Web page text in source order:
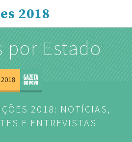
2018
por Estado
2018: NOTÍCIAS,
E ENTREVISTAS